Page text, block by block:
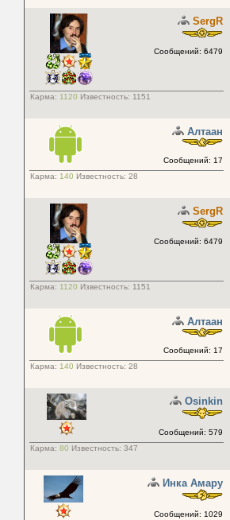
SergR
Сообщений: 6479
Карма: 1120 Известность: 1151
Алтаaн
Сообщений: 17
Карма: 140 Известность: 28
SergR
Сообщений: 6479
Карма: 1120 Известность: 1151
Алтаaн
Сообщений: 17
Карма: 140 Известность: 28
Osinkin
Сообщений: 579
Карма: 80 Известность: 347
Инка Амару
Сообщений: 1029